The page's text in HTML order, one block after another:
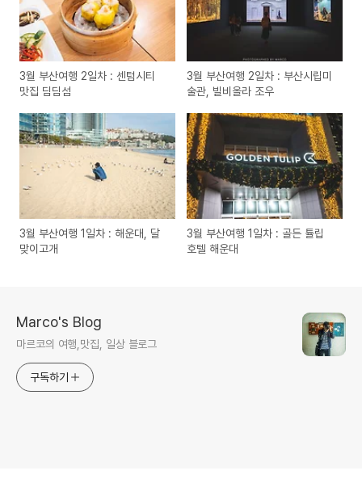
3월 부산여행 2일차 : 센텀시티
맛집 딤딤섬
3월 부산여행 2일차 : 부산시립미
술관, 빌비올라 조우
3월 부산여행 1일차 : 해운대, 달
맞이고개
3월 부산여행 1일차 : 골든 튤립
호텔 해운대
Marco's Blog
마르코의 여행,맛집, 일상 블로그
구독하기